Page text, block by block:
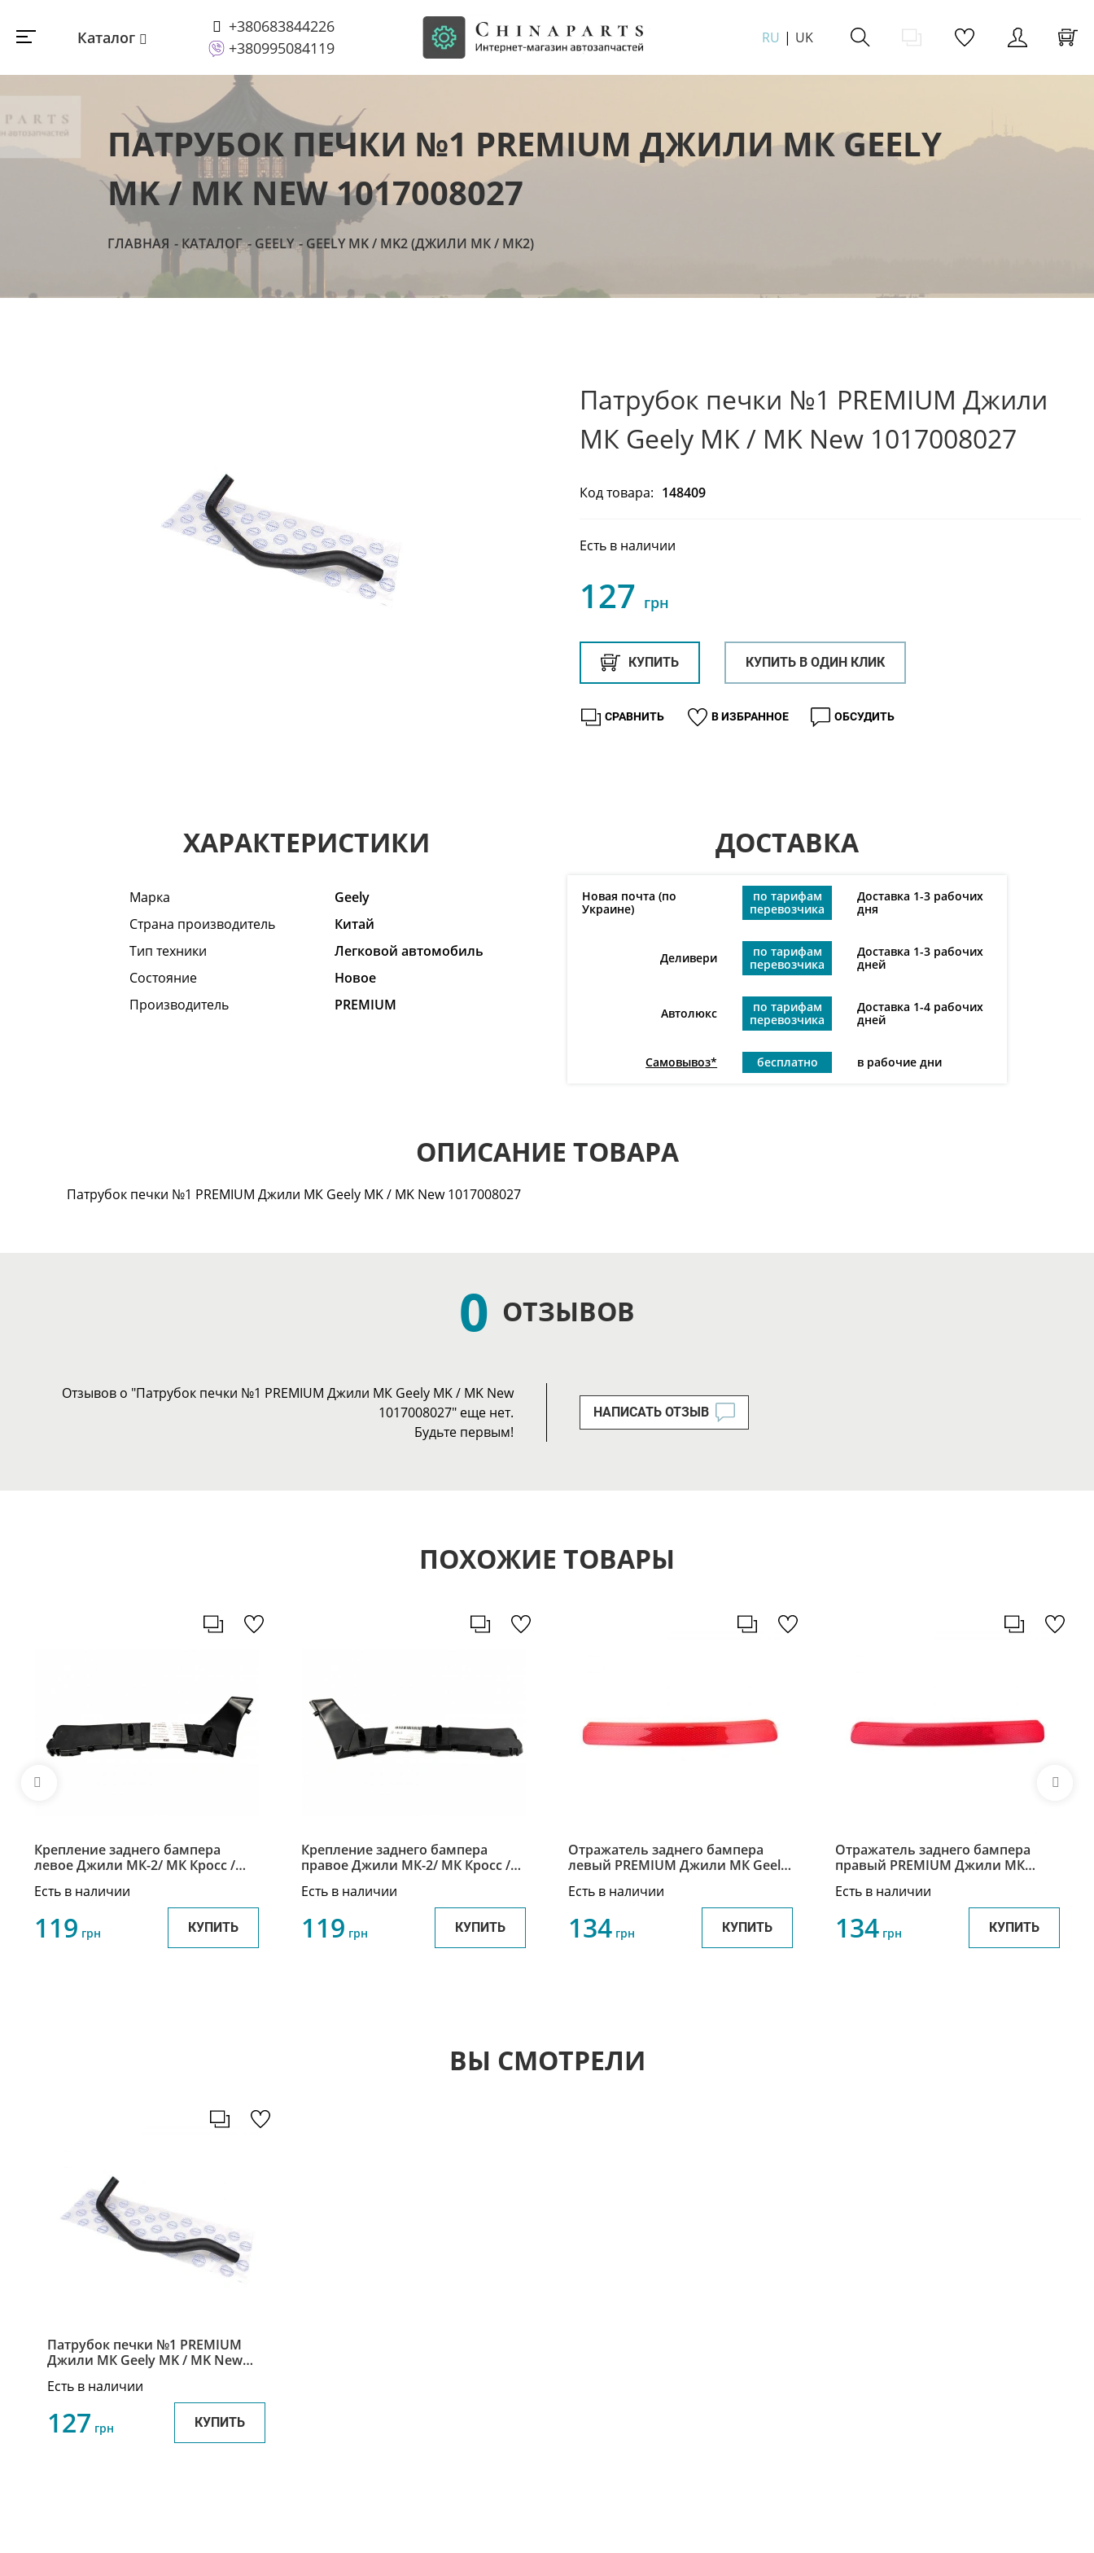
Каталог
+380683844226
+380995084119
RU UK
ПАТРУБОК ПЕЧКИ №1 PREMIUM ДЖИЛИ МК GEELY
MK / MK NEW 1017008027
ГЛАВНАЯ КАТАЛОГ GEELY GEELY MK / MK2 (ДЖИЛИ МК / МК2)
Патрубок печки №1 PREMIUM Джили
МК Geely MK / MK New 1017008027
Код товара: 148409
Есть в наличии
127 грн
КУПИТЬ КУПИТЬ В ОДИН КЛИК
В ИЗБРАННОЕ
СРАВНИТЬ ОБСУДИТЬ
ХАРАКТЕРИСТИКИ
Марка
Geely
Страна производитель
Китай
Тип техники
Легковой автомобиль
Состояние
Hовое
Производитель
PREMIUM
ДОСТАВКА
Новая почта (по
Украине)
по тарифам
перевозчика
Доставка 1-3 рабочих
дня
Деливери
по тарифам
перевозчика
Доставка 1-3 рабочих
дней
Автолюкс
по тарифам
перевозчика
Доставка 1-4 рабочих
дней
Самовывоз* бесплатно в рабочие дни
ОПИСАНИЕ ТОВАРА
Патрубок печки №1 PREMIUM Джили МК Geely MK / MK New 1017008027
0 ОТЗЫВОВ
Отзывов о "Патрубок печки №1 PREMIUM Джили МК Geely MK / MK New
1017008027" еще нет.
Будьте первым!
НАПИСАТЬ ОТЗЫВ
ПОХОЖИЕ ТОВАРЫ
Крепление заднего бампера
левое Джили МК-2/ МК Кросс /
Есть в наличии
119 грн КУПИТЬ
Крепление заднего бампера
правое Джили МК-2/ МК Кросс /
Есть в наличии
119 грн КУПИТЬ
Отражатель заднего бампера
левый PREMIUM Джили МК Geely
Есть в наличии
134 грн КУПИТЬ
Отражатель заднего бампера
правый PREMIUM Джили МК
Есть в наличии
134 грн КУПИТЬ
ВЫ СМОТРЕЛИ
Патрубок печки №1 PREMIUM
Джили МК Geely MK / MK New
Есть в наличии
127 грн КУПИТЬ